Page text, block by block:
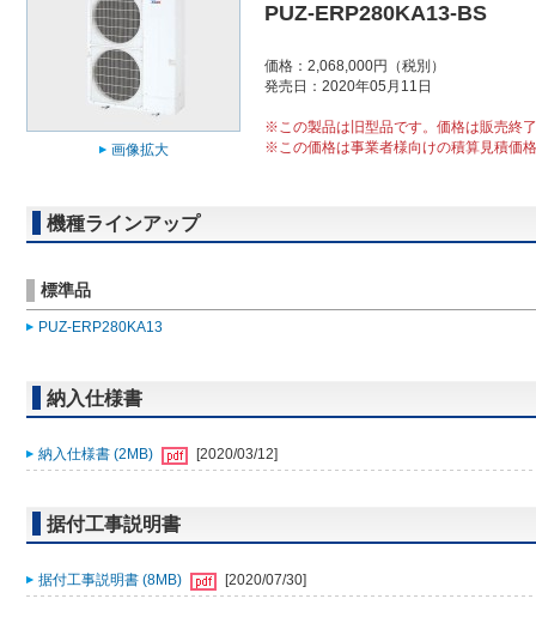
画像拡大
PUZ-ERP280KA13-BS
価格：2,068,000円（税別）
発売日：2020年05月11日
※この製品は旧型品です。価格は販売終
※この価格は事業者様向けの積算見積価
機種ラインアップ
標準品
PUZ-ERP280KA13
納入仕様書
納入仕様書 (2MB) [2020/03/12]
据付工事説明書
据付工事説明書 (8MB) [2020/07/30]